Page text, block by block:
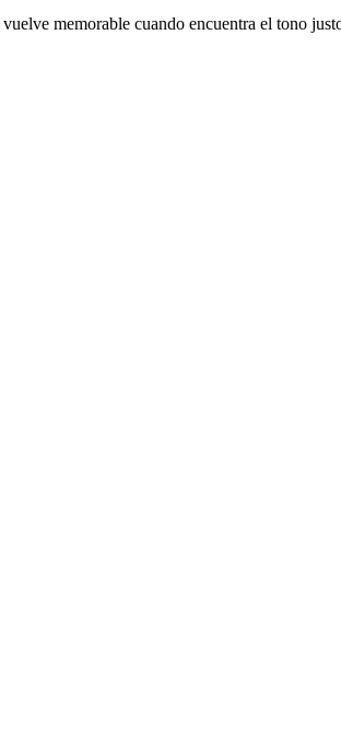
memorable cuando encuentra el tono